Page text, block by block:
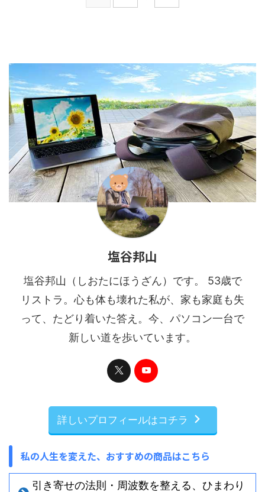
とがとても重要なんです。 ポジ
チを押すと、ネガティ ...
法についてお話しします。 社会
8,497件で、前年に比べて大きく
増加しています ...
塩谷邦山
塩谷邦山（しおたにほうざん）です。 53歳で
リストラ。心も体も壊れた私が、家も家庭も失
って、たどり着いた答え。今、パソコン一台で
新しい道を歩いています。
詳しいプロフィールはコチラ
私の人生を変えた、おすすめの商品はこちら
引き寄せの法則・周波数を整える、ひまわり